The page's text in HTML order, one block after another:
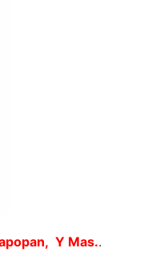
Y Mas..